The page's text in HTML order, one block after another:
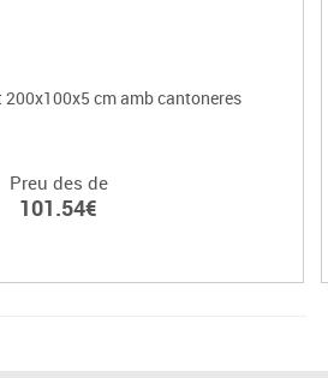
cm amb cantoneres
Preu des de
101.54€